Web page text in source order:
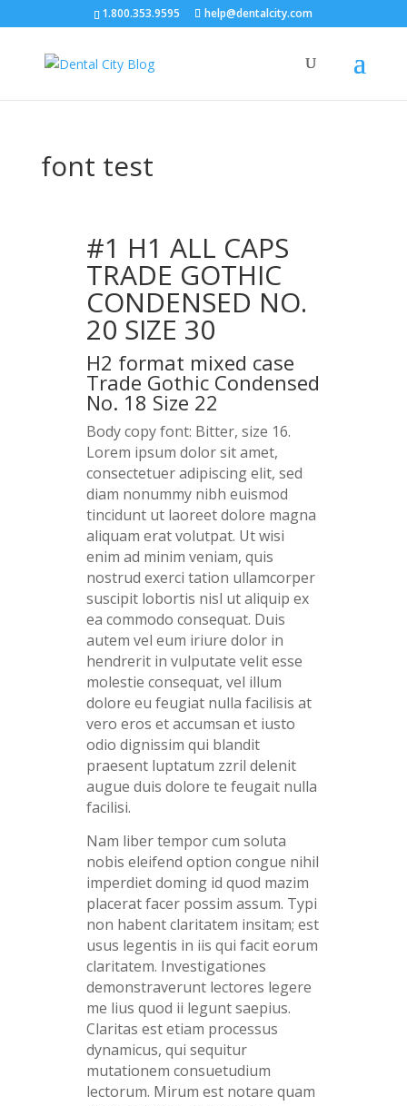
1.800.353.9595 help@dentalcity.com
font test
#1 H1 ALL CAPS
TRADE GOTHIC
CONDENSED NO.
20 SIZE 30
H2 format mixed case
Trade Gothic Condensed
No. 18 Size 22
Body copy font: Bitter, size 16.
Lorem ipsum dolor sit amet,
consectetuer adipiscing elit, sed
diam nonummy nibh euismod
tincidunt ut laoreet dolore magna
aliquam erat volutpat. Ut wisi
enim ad minim veniam, quis
nostrud exerci tation ullamcorper
suscipit lobortis nisl ut aliquip ex
ea commodo consequat. Duis
autem vel eum iriure dolor in
hendrerit in vulputate velit esse
molestie consequat, vel illum
dolore eu feugiat nulla facilisis at
vero eros et accumsan et iusto
odio dignissim qui blandit
praesent luptatum zzril delenit
augue duis dolore te feugait nulla
facilisi.
Nam liber tempor cum soluta
nobis eleifend option congue nihil
imperdiet doming id quod mazim
placerat facer possim assum. Typi
non habent claritatem insitam; est
usus legentis in iis qui facit eorum
claritatem. Investigationes
demonstraverunt lectores legere
me lius quod ii legunt saepius.
Claritas est etiam processus
dynamicus, qui sequitur
mutationem consuetudium
lectorum. Mirum est notare quam